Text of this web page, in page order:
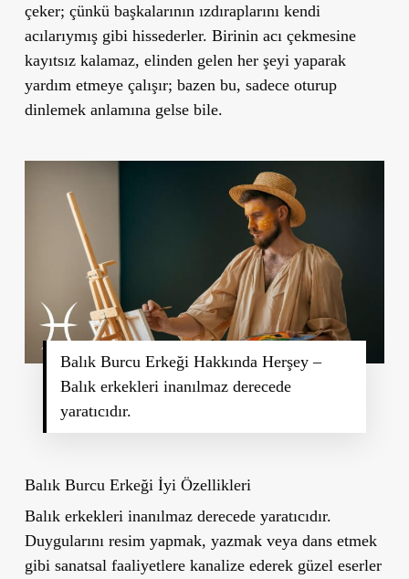
çeker; çünkü başkalarının ızdıraplarını kendi
acılarıymış gibi hissederler. Birinin acı çekmesine
kayıtsız kalamaz, elinden gelen her şeyi yaparak
yardım etmeye çalışır; bazen bu, sadece oturup
dinlemek anlamına gelse bile.
Balık Burcu Erkeği Hakkında Herşey –
Balık erkekleri inanılmaz derecede
yaratıcıdır.
Balık Burcu Erkeği İyi Özellikleri
Balık erkekleri inanılmaz derecede yaratıcıdır.
Duygularını resim yapmak, yazmak veya dans etmek
gibi sanatsal faaliyetlere kanalize ederek güzel eserler